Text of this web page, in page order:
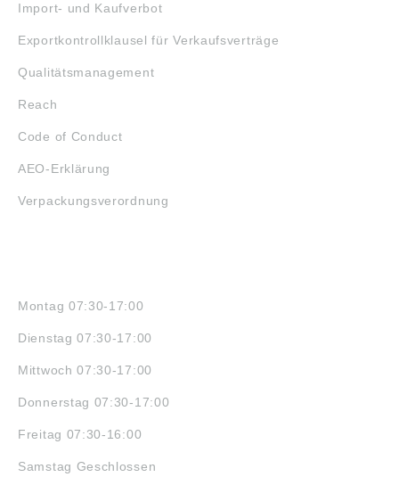
Import- und Kaufverbot
Exportkontrollklausel für Verkaufsverträge
Qualitätsmanagement
Reach
Code of Conduct
AEO-Erklärung
Verpackungsverordnung
Montag 07:30-17:00
Dienstag 07:30-17:00
Mittwoch 07:30-17:00
Donnerstag 07:30-17:00
Freitag 07:30-16:00
Samstag Geschlossen